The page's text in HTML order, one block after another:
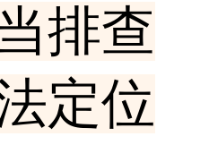
排查
定位